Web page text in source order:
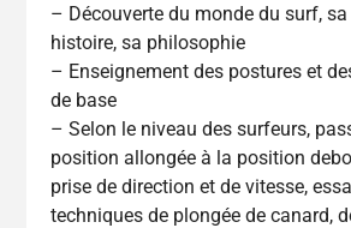
– Découverte du monde du surf,
histoire, sa philosophie
– Enseignement des postures et
de base
– Selon le niveau des surfeurs,
position allongée à la position
prise de direction et de vitesse,
techniques de plongée de canard,